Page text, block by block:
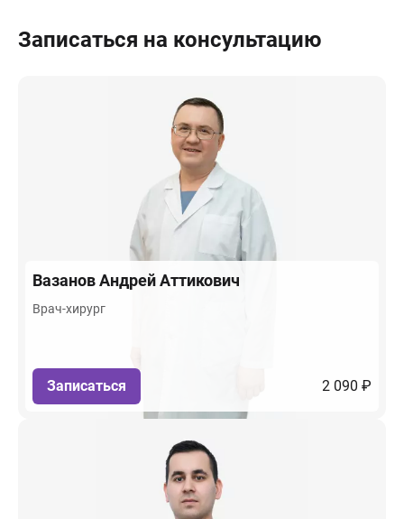
Записаться на консультацию
ВазановАндрей Аттикович
Врач-хирург
Записаться 2 090 ₽